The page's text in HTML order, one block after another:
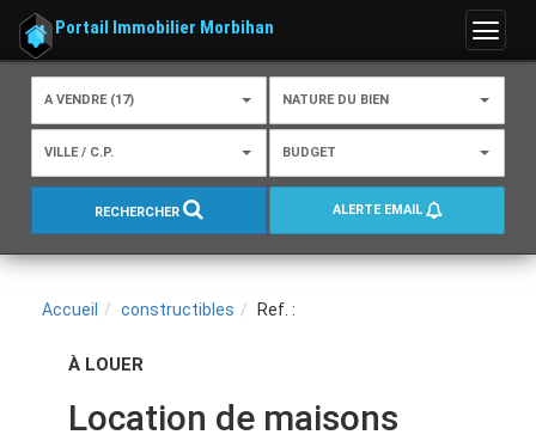
Menu
Portail Immobilier Morbihan
A VENDRE (17) NATURE DU BIEN
VILLE / C.P. BUDGET
RECHERCHER ALERTE EMAIL
Accueil constructibles Ref. :
À LOUER
Location de maisons